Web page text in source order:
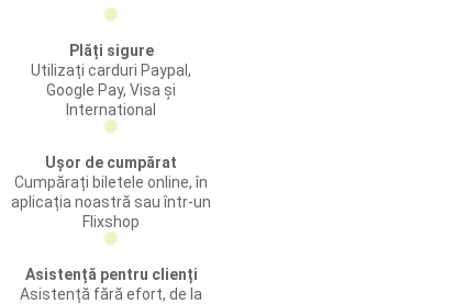
Plăți sigure
Utilizați carduri Paypal,
Google Pay, Visa și
International
Ușor de cumpărat
Cumpărați biletele online, în
aplicația noastră sau într-un
Flixshop
Asistență pentru clienți
Asistență fără efort, de la